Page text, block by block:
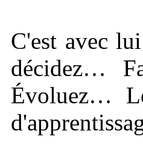
C'est avec
décidez…
Évoluez…